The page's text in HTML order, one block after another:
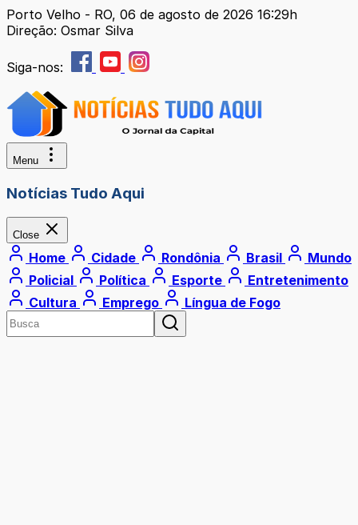
Porto Velho - RO, 06 de agosto de 2026 16:29h
Direção: Osmar Silva
Siga-nos:
Menu
Notícias Tudo Aqui
Close
Home Cidade Rondônia Brasil
Mundo
Policial
Política Esporte
Entretenimento
Cultura
Emprego Língua de Fogo